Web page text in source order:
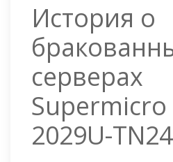
История о
серверах
Supermicro
2029U-